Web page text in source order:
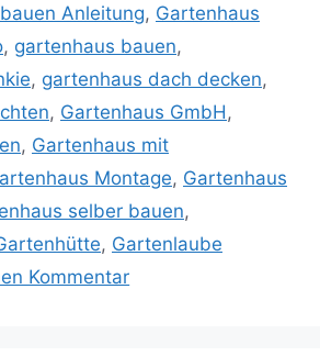
Anleitung, Gartenhaus
, gartenhaus bauen,
, gartenhaus dach decken,
, Gartenhaus GmbH ,
, Gartenhaus mit
Montage, Gartenhaus
selber bauen,
, Gartenlaube
Kommentar